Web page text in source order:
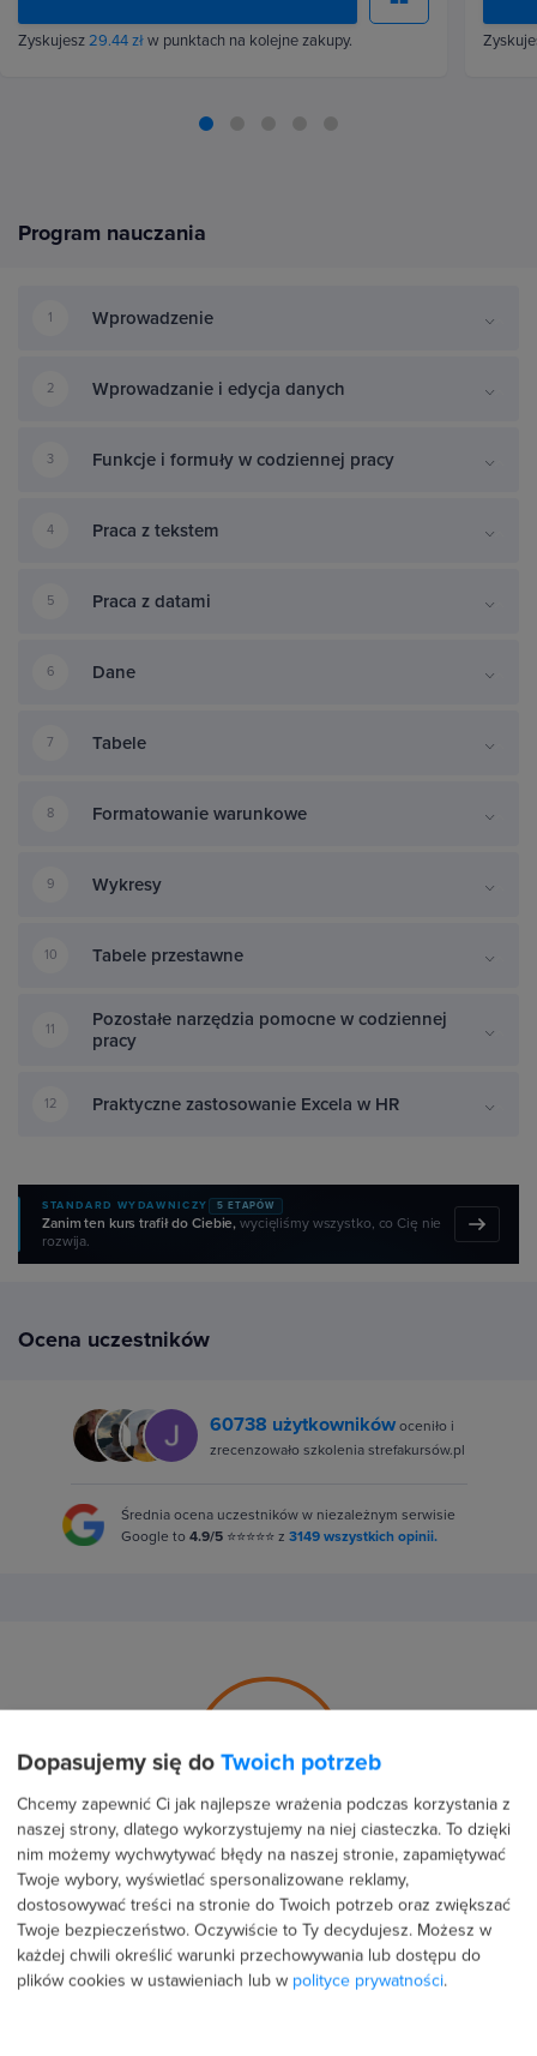
Zyskujesz29.44 złw punktach na kolejne zakupy.
Program nauczania
1 Wprowadzenie
2 Wprowadzanie i edycja danych
3 Funkcje i formuły w codziennej pracy
4 Praca z tekstem
5 Praca z datami
6 Dane
7 Tabele
8 Formatowanie warunkowe
9 Wykresy
10 Tabele przestawne
11
Pozostałe narzędzia pomocne w codziennej
pracy
12 Praktyczne zastosowanie Excela w HR
STANDARD WYDAWNICZY 5 ETAPÓW
Zanim ten kurs trafił do Ciebie,wycięliśmy wszystko, co Cię nie
rozwija.
Ocena uczestników
60738 użytkownikówoceniło i
zrecenzowało szkolenia strefakursów.pl
Średnia ocena uczestników w niezależnym serwisie
Google to 4.9/5 ⭐⭐⭐⭐⭐ z 3149 wszystkich opinii.
5.0
Średnia ocena uczestników
97 %
Dopasujemy się do Twoich potrzeb
Chcemy zapewnić Ci jak najlepsze wrażenia podczas korzystania z
naszej strony, dlatego wykorzystujemy na niej ciasteczka. To dzięki
nim możemy wychwytywać błędy na naszej stronie, zapamiętywać
Twoje wybory, wyświetlać spersonalizowane reklamy,
dostosowywać treści na stronie do Twoich potrzeb oraz zwiększać
Twoje bezpieczeństwo. Oczywiście to Ty decydujesz. Możesz w
każdej chwili określić warunki przechowywania lub dostępu do
plików cookies w ustawieniach lub w polityce prywatności.